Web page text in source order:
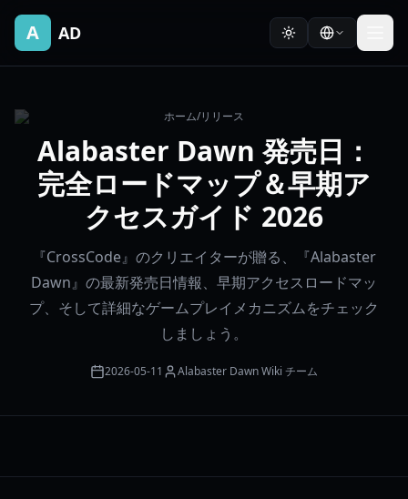
A AD
ホーム/リリース
Alabaster Dawn 発売日：
完全ロードマップ＆早期ア
クセスガイド 2026
『CrossCode』のクリエイターが贈る、『Alabaster
Dawn』の最新発売日情報、早期アクセスロードマッ
プ、そして詳細なゲームプレイメカニズムをチェック
しましょう。
2026-05-11 Alabaster Dawn Wiki チーム